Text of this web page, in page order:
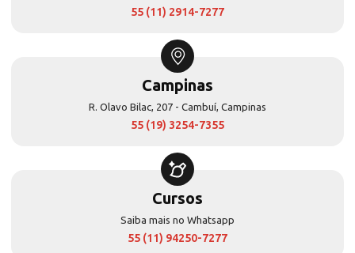
55 (11) 2914-7277
Campinas
R. Olavo Bilac, 207 - Cambuí, Campinas
55 (19) 3254-7355
Cursos
Saiba mais no Whatsapp
55 (11) 94250-7277